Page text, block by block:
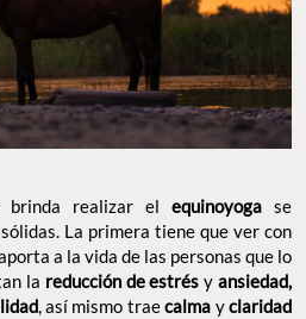
brinda realizar el equinoyogase
La primera tiene que ver con
a la vida de las personas que lo
la reducción de estrésyansiedad,
, así mismo traecalma yclaridad